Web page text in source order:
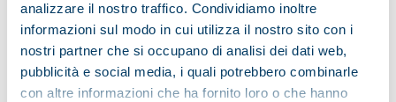
analizzare il nostro traffico. Condividiamo inoltre
informazioni sul modo in cui utilizza il nostro sito con i
nostri partner che si occupano di analisi dei dati web,
pubblicità e social media, i quali potrebbero combinarle
con altre informazioni che ha fornito loro o che hanno